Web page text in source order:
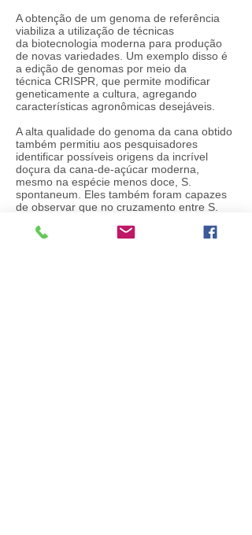
A obtenção de um genoma de referência
viabiliza a utilização de técnicas
da biotecnologia moderna para produção
de novas variedades. Um exemplo disso é
a edição de genomas por meio da
técnica CRISPR, que permite modificar
geneticamente a cultura, agregando
características agronômicas desejáveis.
A alta qualidade do genoma da cana obtido
também permitiu aos pesquisadores
identificar possíveis origens da incrível
doçura da cana-de-açúcar moderna,
mesmo na espécie menos doce, S.
spontaneum. Eles também foram capazes
de observar que no cruzamento entre S.
de DNA derivada de S. spontaneum é